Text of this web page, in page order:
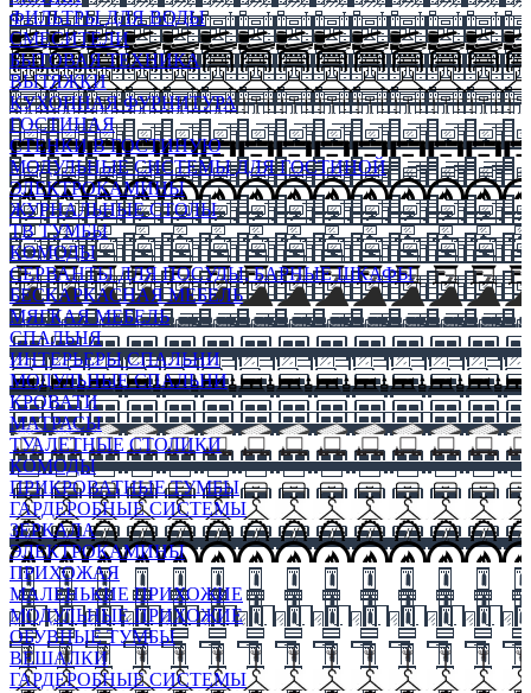
ФИЛЬТРЫ ДЛЯ ВОДЫ
СМЕСИТЕЛИ
БЫТОВАЯ ТЕХНИКА
ВЫТЯЖКИ
КУХОННАЯ ФУРНИТУРА
ГОСТИНАЯ
СТЕНКИ В ГОСТИНУЮ
МОДУЛЬНЫЕ СИСТЕМЫ ДЛЯ ГОСТИНОЙ
ЭЛЕКТРОКАМИНЫ
ЖУРНАЛЬНЫЕ СТОЛЫ
ТВ ТУМБЫ
КОМОДЫ
СЕРВАНТЫ ДЛЯ ПОСУДЫ, БАРНЫЕ ШКАФЫ
БЕСКАРКАСНАЯ МЕБЕЛЬ
МЯГКАЯ МЕБЕЛЬ
СПАЛЬНЯ
ИНТЕРЬЕРЫ СПАЛЬНИ
МОДУЛЬНЫЕ СПАЛЬНИ
КРОВАТИ
МАТРАСЫ
ТУАЛЕТНЫЕ СТОЛИКИ
КОМОДЫ
ПРИКРОВАТНЫЕ ТУМБЫ
ГАРДЕРОБНЫЕ СИСТЕМЫ
ЗЕРКАЛА
ЭЛЕКТРОКАМИНЫ
ПРИХОЖАЯ
МАЛЕНЬКИЕ ПРИХОЖИЕ
МОДУЛЬНЫЕ ПРИХОЖИЕ
ОБУВНЫЕ ТУМБЫ
ВЕШАЛКИ
ГАРДЕРОБНЫЕ СИСТЕМЫ